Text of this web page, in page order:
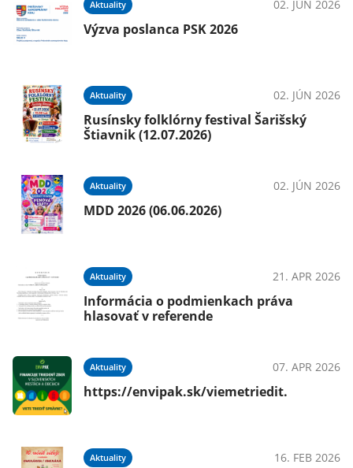
Aktuality 02. JÚN 2026
Výzva poslanca PSK 2026
Aktuality 02. JÚN 2026
Rusínsky folklórny festival Šarišský
Štiavnik (12.07.2026)
Aktuality 02. JÚN 2026
MDD 2026 (06.06.2026)
Aktuality 21. APR 2026
Informácia o podmienkach práva
hlasovať v referende
Aktuality 07. APR 2026
https://envipak.sk/viemetriedit.
Aktuality 16. FEB 2026